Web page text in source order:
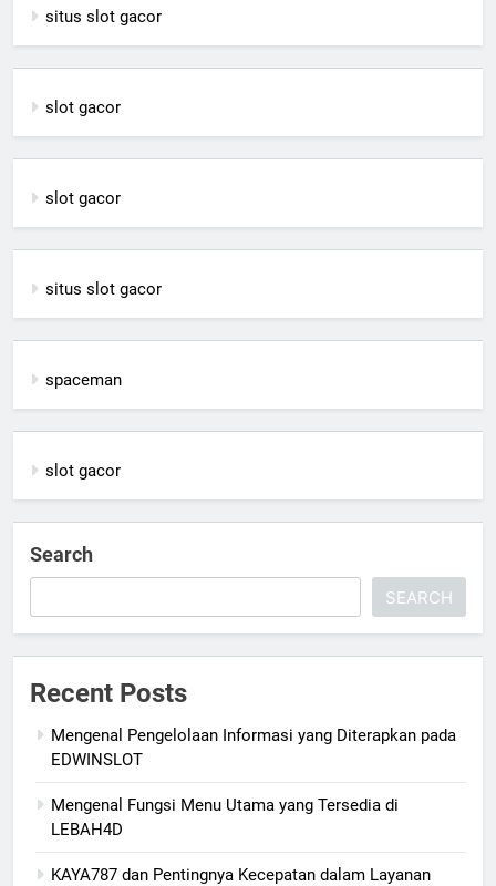
situs slot gacor
slot gacor
slot gacor
situs slot gacor
spaceman
slot gacor
Search
SEARCH
Recent Posts
Mengenal Pengelolaan Informasi yang Diterapkan pada
EDWINSLOT
Mengenal Fungsi Menu Utama yang Tersedia di
LEBAH4D
KAYA787 dan Pentingnya Kecepatan dalam Layanan